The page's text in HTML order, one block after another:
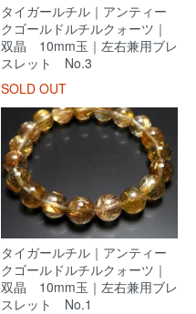
タイガールチル｜アンティー
クゴールドルチルクォーツ｜
双晶 10mm玉｜左右兼用ブレ
スレット No.3
SOLD OUT
タイガールチル｜アンティー
クゴールドルチルクォーツ｜
双晶 10mm玉｜左右兼用ブレ
スレット No.1